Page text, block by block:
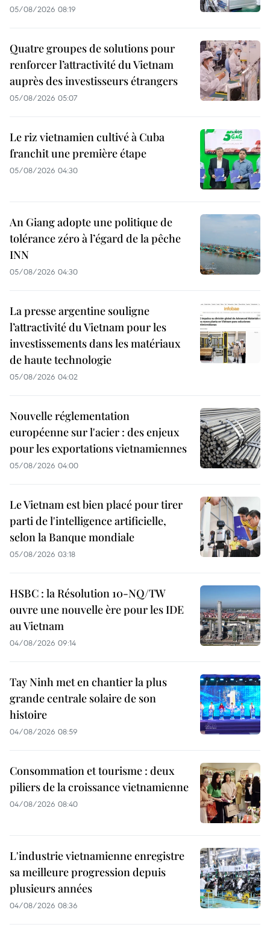
05/08/2026 08:19
Quatre groupes de solutions pour
renforcer l’attractivité du Vietnam
auprès des investisseurs étrangers
05/08/2026 05:07
Le riz vietnamien cultivé à Cuba
franchit une première étape
05/08/2026 04:30
An Giang adopte une politique de
tolérance zéro à l’égard de la pêche
INN
05/08/2026 04:30
La presse argentine souligne
l’attractivité du Vietnam pour les
investissements dans les matériaux
de haute technologie
05/08/2026 04:02
Nouvelle réglementation
européenne sur l'acier : des enjeux
pour les exportations vietnamiennes
05/08/2026 04:00
Le Vietnam est bien placé pour tirer
parti de l'intelligence artificielle,
selon la Banque mondiale
05/08/2026 03:18
HSBC : la Résolution 10-NQ/TW
ouvre une nouvelle ère pour les IDE
au Vietnam
04/08/2026 09:14
Tay Ninh met en chantier la plus
grande centrale solaire de son
histoire
04/08/2026 08:59
Consommation et tourisme : deux
piliers de la croissance vietnamienne
04/08/2026 08:40
L'industrie vietnamienne enregistre
sa meilleure progression depuis
plusieurs années
04/08/2026 08:36